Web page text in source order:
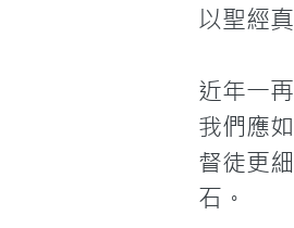
以聖經
近年一
我們應
督徒更
石。